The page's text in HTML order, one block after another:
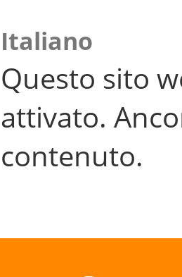
Italiano
Questo sito
attivato.
contenuto.